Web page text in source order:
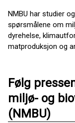
NMBU har studier
spørsmålene om
dyrehelse,
matproduksjon og
Følg
miljø- og
(NMBU)